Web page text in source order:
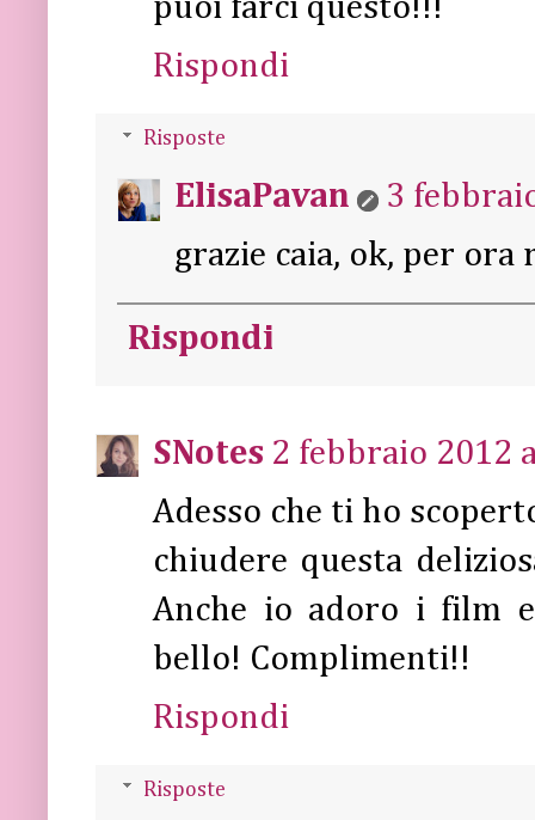
puoi farci questo!!!
Rispondi
Risposte
ElisaPavan
3
grazie caia, ok, per ora
Rispondi
SNotes 2 febbraio 2012
Adesso che ti ho
chiudere questa
Anche io adoro i film
bello! Complimenti!!
Rispondi
Risposte